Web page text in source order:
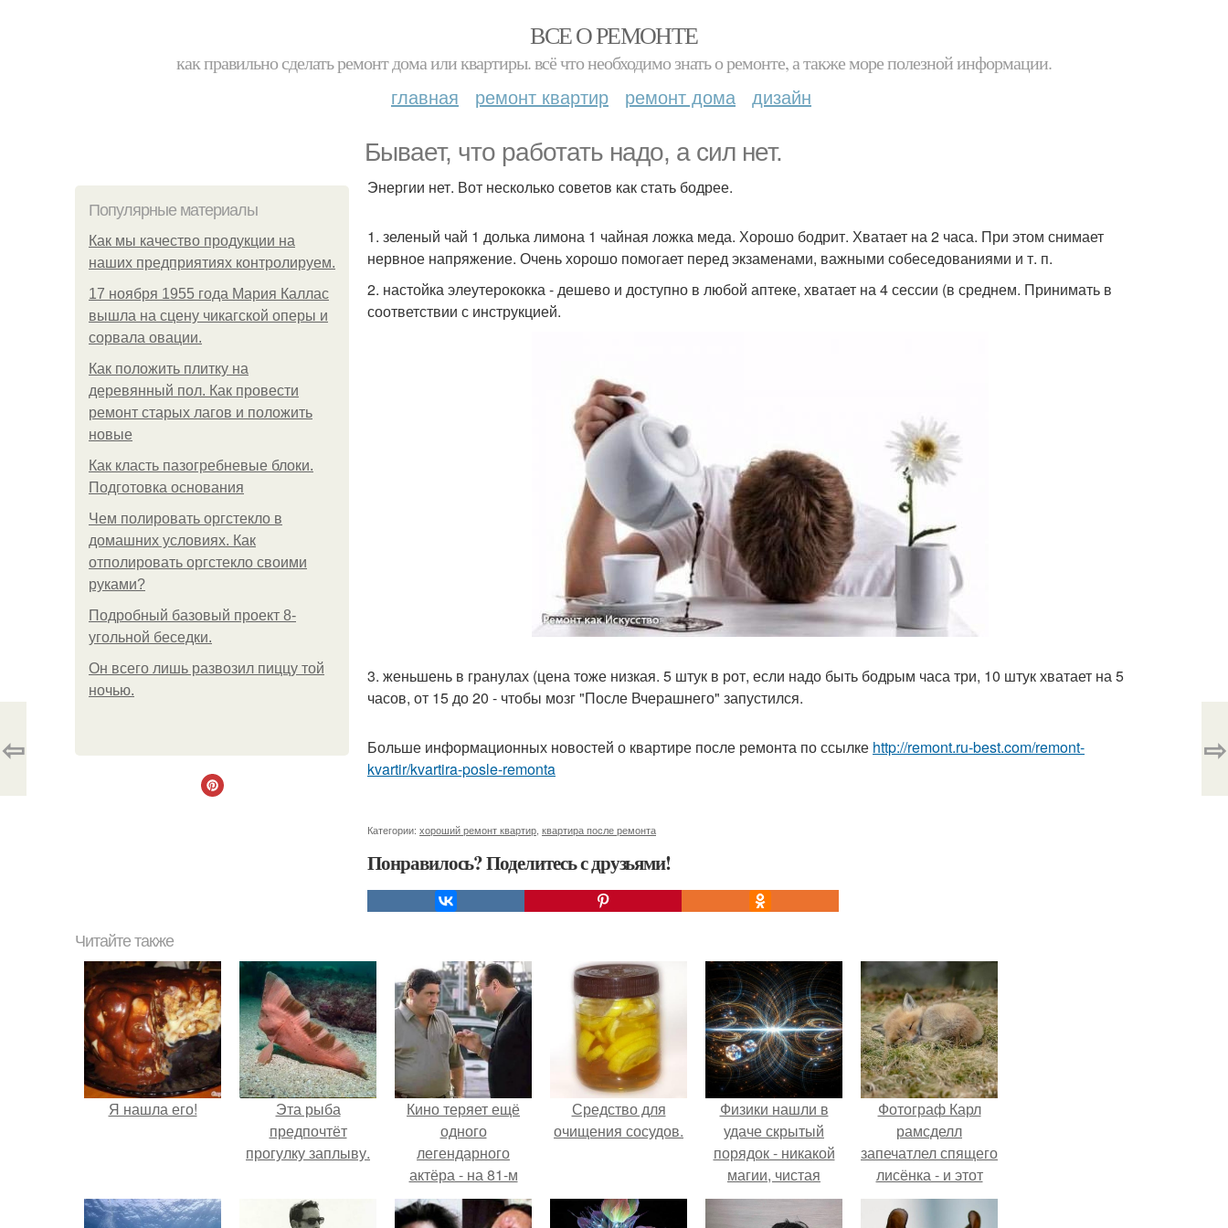
ВСЕ О РЕМОНТЕ
как правильно сделать ремонт дома или квартиры. всё что необходимо знать о ремонте, а также море полезной информации.
главная ремонт квартир ремонт дома дизайн
Бывает, что работать надо, а сил нет.
Популярные материалы
Как мы качество продукции на
наших предприятиях контролируем.
17 ноября 1955 года Мария Каллас
вышла на сцену чикагской оперы и
сорвала овации.
Как положить плитку на
деревянный пол. Как провести
ремонт старых лагов и положить
новые
Как класть пазогребневые блоки.
Подготовка основания
Чем полировать оргстекло в
домашних условиях. Как
отполировать оргстекло своими
руками?
Подробный базовый проект 8-
угольной беседки.
Он всего лишь развозил пиццу той
ночью.
Энергии нет. Вот несколько советов как стать бодрее.
1. зеленый чай 1 долька лимона 1 чайная ложка меда. Хорошо бодрит. Хватает на 2 часа. При этом снимает
нервное напряжение. Очень хорошо помогает перед экзаменами, важными собеседованиями и т. п.
2. настойка элеутерококка - дешево и доступно в любой аптеке, хватает на 4 сессии (в среднем. Принимать в
соответствии с инструкцией.
3. женьшень в гранулах (цена тоже низкая. 5 штук в рот, если надо быть бодрым часа три, 10 штук хватает на 5
часов, от 15 до 20 - чтобы мозг "После Вчерашнего" запустился.
Больше информационных новостей о квартире после ремонта по ссылке http://remont.ru-best.com/remont-
kvartir/kvartira-posle-remonta
Категории: хороший ремонт квартир квартира после ремонта
Понравилось? Поделитесь с друзьями!
⇦ ⇨
Читайте также
Я нашла его!
Эта рыба
предпочтёт
прогулку заплыву.
Кино теряет ещё
одного
легендарного
актёра - на 81-м
году жизни не стало
Винсента пасторе.
Средство для
очищения сосудов.
Физики нашли в
удаче скрытый
порядок - никакой
магии, чистая
квантовая
механика.
Фотограф Карл
рамсделл
запечатлел спящего
лисёнка - и этот
кадр способен
растопить даже